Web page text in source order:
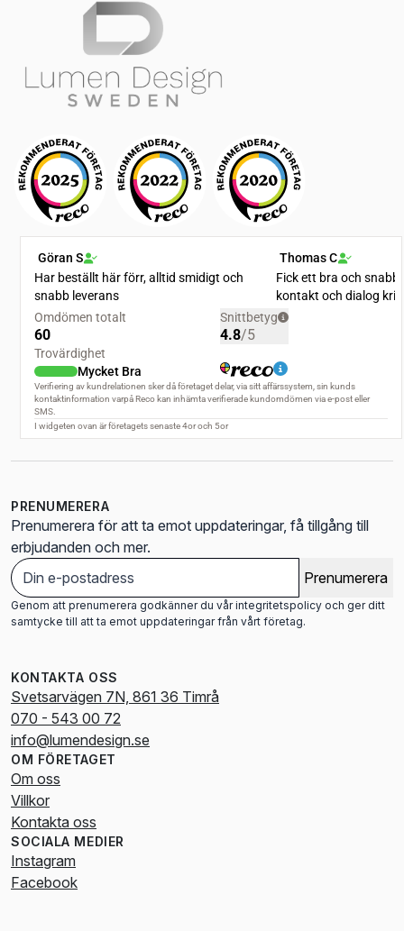
PRENUMERERA
Prenumerera för att ta emot uppdateringar, få tillgång till
erbjudanden och mer.
Prenumerera
Genom att prenumerera godkänner du vår integritetspolicy och ger ditt
samtycke till att ta emot uppdateringar från vårt företag.
KONTAKTA OSS
Svetsarvägen 7N, 861 36 Timrå
070 - 543 00 72
info@lumendesign.se
OM FÖRETAGET
Om oss
Villkor
Kontakta oss
SOCIALA MEDIER
Instagram
Facebook